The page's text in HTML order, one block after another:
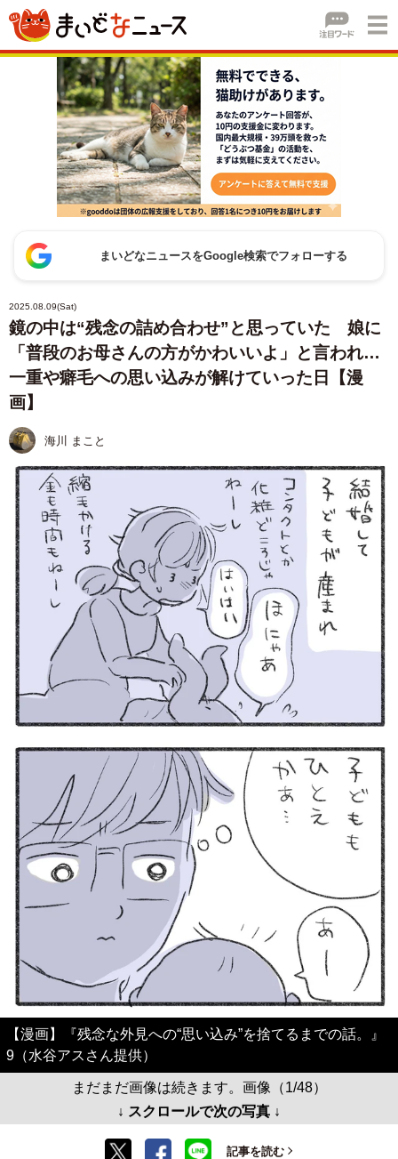
まいどなニュースをGoogle検索でフォローする
2025.08.09(Sat)
鏡の中は“残念の詰め合わせ”と思っていた 娘に
「普段のお母さんの方がかわいいよ」と言われ…
一重や癖毛への思い込みが解けていった日【漫
画】
海川 まこと
【漫画】『残念な外見への“思い込み”を捨てるまでの話。』
9（水谷アスさん提供）
まだまだ画像は続きます。画像（1/48）
↓ スクロールで次の写真 ↓
記事を読む